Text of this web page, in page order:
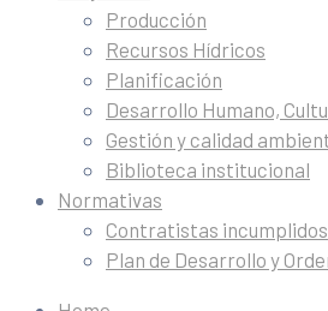
Producción
Recursos Hídricos
Planificación
Desarrollo Humano,
Gestión y calidad
Biblioteca institucional
Normativas
Contratistas incumplidos
Plan de Desarrollo y